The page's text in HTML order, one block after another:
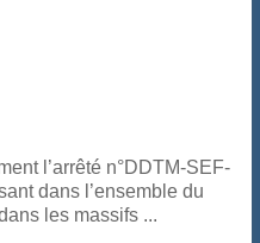
l’arrêté n°DDTM-SEF-
dans l’ensemble du
les massifs ...